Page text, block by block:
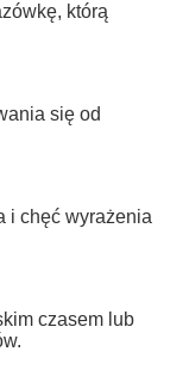
którą
się od
i chęć wyrażenia
czasem lub